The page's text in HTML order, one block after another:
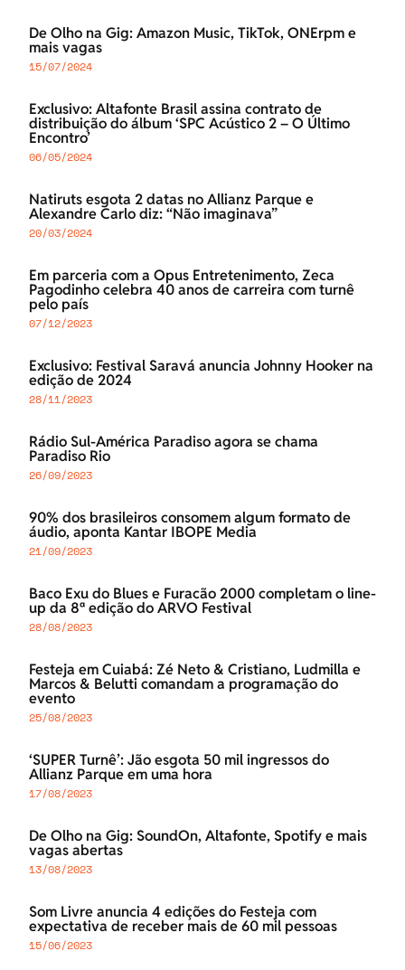
De Olho na Gig: Amazon Music, TikTok, ONErpm e
mais vagas
15/07/2024
Exclusivo: Altafonte Brasil assina contrato de
distribuição do álbum ‘SPC Acústico 2 – O Último
Encontro’
06/05/2024
Natiruts esgota 2 datas no Allianz Parque e
Alexandre Carlo diz: “Não imaginava”
20/03/2024
Em parceria com a Opus Entretenimento, Zeca
Pagodinho celebra 40 anos de carreira com turnê
pelo país
07/12/2023
Exclusivo: Festival Saravá anuncia Johnny Hooker na
edição de 2024
28/11/2023
Rádio Sul-América Paradiso agora se chama
Paradiso Rio
26/09/2023
90% dos brasileiros consomem algum formato de
áudio, aponta Kantar IBOPE Media
21/09/2023
Baco Exu do Blues e Furacão 2000 completam o line-
up da 8ª edição do ARVO Festival
28/08/2023
Festeja em Cuiabá: Zé Neto & Cristiano, Ludmilla e
Marcos & Belutti comandam a programação do
evento
25/08/2023
‘SUPER Turnê’: Jão esgota 50 mil ingressos do
Allianz Parque em uma hora
17/08/2023
De Olho na Gig: SoundOn, Altafonte, Spotify e mais
vagas abertas
13/08/2023
Som Livre anuncia 4 edições do Festeja com
expectativa de receber mais de 60 mil pessoas
15/06/2023